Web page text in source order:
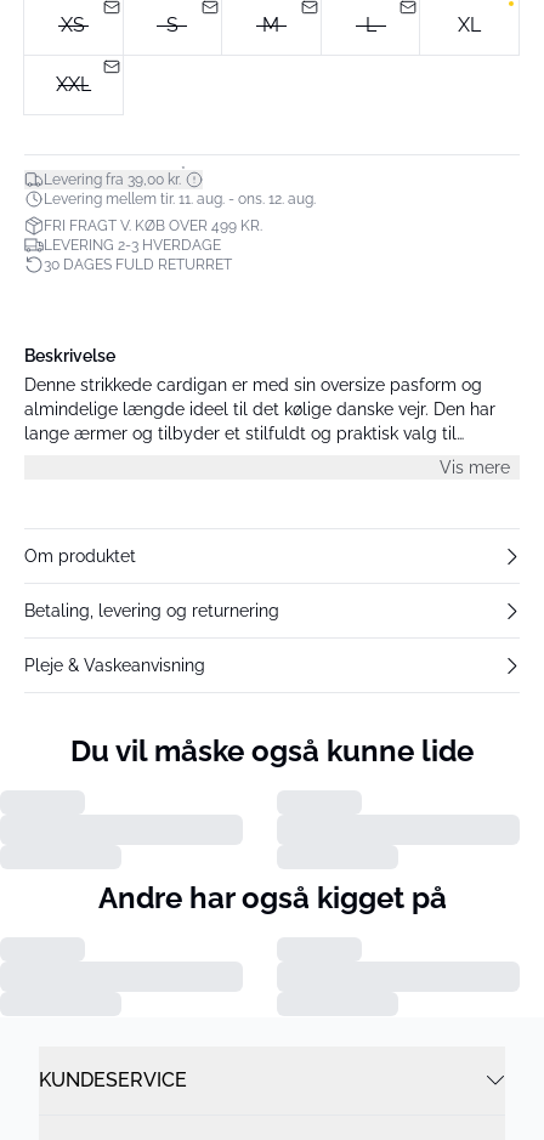
XS S M L XL
XXL
Levering fra 39,00 kr.*
Levering mellem tir. 11. aug. - ons. 12. aug.
FRI FRAGT V. KØB OVER 499 KR.
LEVERING 2-3 HVERDAGE
30 DAGES FULD RETURRET
Beskrivelse
Denne strikkede cardigan er med sin oversize pasform og
almindelige længde ideel til det kølige danske vejr. Den har
lange ærmer og tilbyder et stilfuldt og praktisk valg til
Vis mere
Om produktet
Betaling, levering og returnering
Pleje & Vaskeanvisning
Du vil måske også kunne lide
Andre har også kigget på
KUNDESERVICE